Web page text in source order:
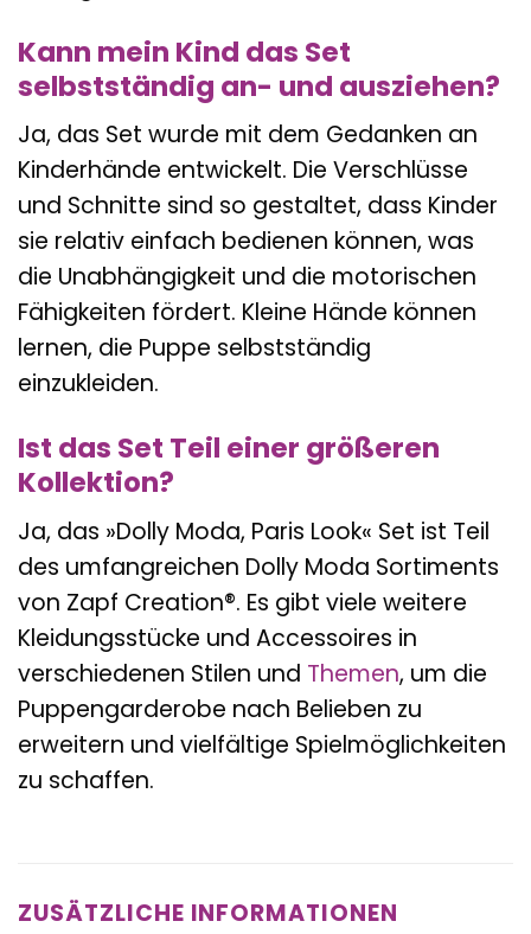
Kann mein Kind das Set
selbstständig an- und ausziehen?
Ja, das Set wurde mit dem Gedanken an
Kinderhände entwickelt. Die Verschlüsse
und Schnitte sind so gestaltet, dass Kinder
sie relativ einfach bedienen können, was
die Unabhängigkeit und die motorischen
Fähigkeiten fördert. Kleine Hände können
lernen, die Puppe selbstständig
einzukleiden.
Ist das Set Teil einer größeren
Kollektion?
Ja, das »Dolly Moda, Paris Look« Set ist Teil
des umfangreichen Dolly Moda Sortiments
von Zapf Creation®. Es gibt viele weitere
Kleidungsstücke und Accessoires in
verschiedenen Stilen und Themen, um die
Puppengarderobe nach Belieben zu
erweitern und vielfältige Spielmöglichkeiten
zu schaffen.
ZUSÄTZLICHE INFORMATIONEN